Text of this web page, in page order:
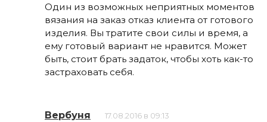
Один из возможных неприятных моментов
вязания на заказ отказ клиента от готового
изделия. Вы тратите свои силы и время, а
ему готовый вариант не нравится. Может
быть, стоит брать задаток, чтобы хоть как-то
застраховать себя.
Вербуня 17.08.2016 в 09:13